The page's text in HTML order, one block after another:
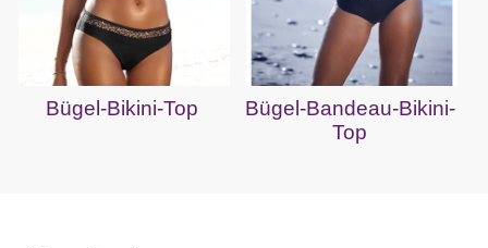
Bügel-Bikini-Top
Bügel-Bandeau-Bikini-
Top